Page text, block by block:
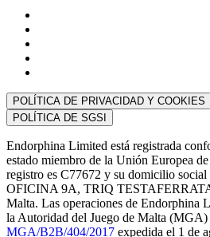
POLÍTICA DE PRIVACIDAD Y COOKIES
POLÍTICA DE SGSI
Endorphina Limited está registrada
estado miembro de la Unión Europea
registro es C77672 y su domicilio
OFICINA 9A, TRIQ
Malta. Las operaciones de Endorphina
la Autoridad del Juego de Malta
MGA/B2B/404/2017 expedida el 1 de